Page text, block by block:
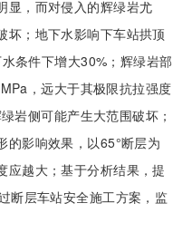
显，而对侵入的辉绿岩尤
坏；地下水影响下车站拱顶
条件下增大30%；辉绿岩部
，远大于其极限抗拉强度
岩侧可能产生大范围破坏；
的影响效果，以65°断层为
应越大；基于分析结果，提
断层车站安全施工方案，监